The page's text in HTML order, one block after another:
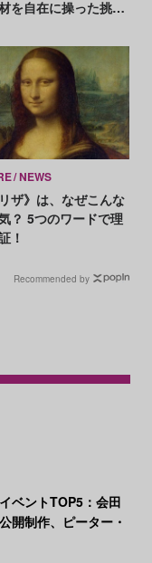
を自在に操った挑戦
NEWS
リザ》は、なぜこんな
？ 5つのワードで理
！
Recommended by
ベントTOP5：会田
開制作、ピーター・